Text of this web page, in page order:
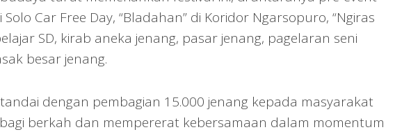
Car Free Day, “Bladahan” di Koridor Ngarsopuro, “Ngiras
SD, kirab aneka jenang, pasar jenang, pagelaran seni
besar jenang.
dengan pembagian 15.000 jenang kepada masyarakat
berkah dan mempererat kebersamaan dalam momentum